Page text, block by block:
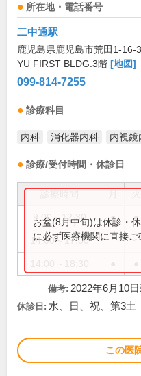
所在地・電話番号
二中通駅
鹿児島県鹿児島市荒田1-16-3
YU FIRST BLDG.3階 [地図]
099-814-7255
診療科目
内科 消化器内科 内視鏡
診療/受付時間・休診日
9:00～12:30 ● ●
14:00～17:00
お盆(8月中旬)は休診・
に必ず医療機関に直接ご
備考: 2022年6月10
休診日: 水、日、祝、第3土
この医